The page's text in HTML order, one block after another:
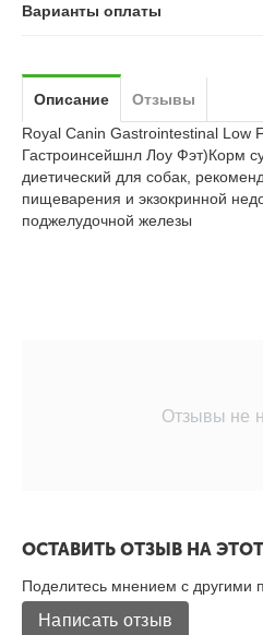
Варианты оплаты
Описание
Отзывы
Royal Canin Gastrointestinal Low
Гастроинсейшнл Лоу Фэт)Корм
диетический для собак,
пищеварения и экзокринной
поджелудочной железы
Отзывы не
ОСТАВИТЬ ОТЗЫВ НА
Поделитесь мнением с другими
Написать отзыв